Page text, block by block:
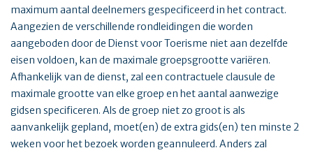
maximum aantal deelnemers gespecificeerd in het contract.
Aangezien de verschillende rondleidingen die worden
aangeboden door de Dienst voor Toerisme niet aan dezelfde
eisen voldoen, kan de maximale groepsgrootte variëren.
Afhankelijk van de dienst, zal een contractuele clausule de
maximale grootte van elke groep en het aantal aanwezige
gidsen specificeren. Als de groep niet zo groot is als
aanvankelijk gepland, moet(en) de extra gids(en) ten minste 2
weken voor het bezoek worden geannuleerd. Anders zal